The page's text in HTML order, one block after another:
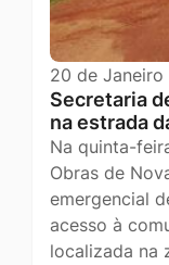
20 de
Secretaria
na estrada
Na quinta-
Obras de
emergencial
acesso à
localizada na